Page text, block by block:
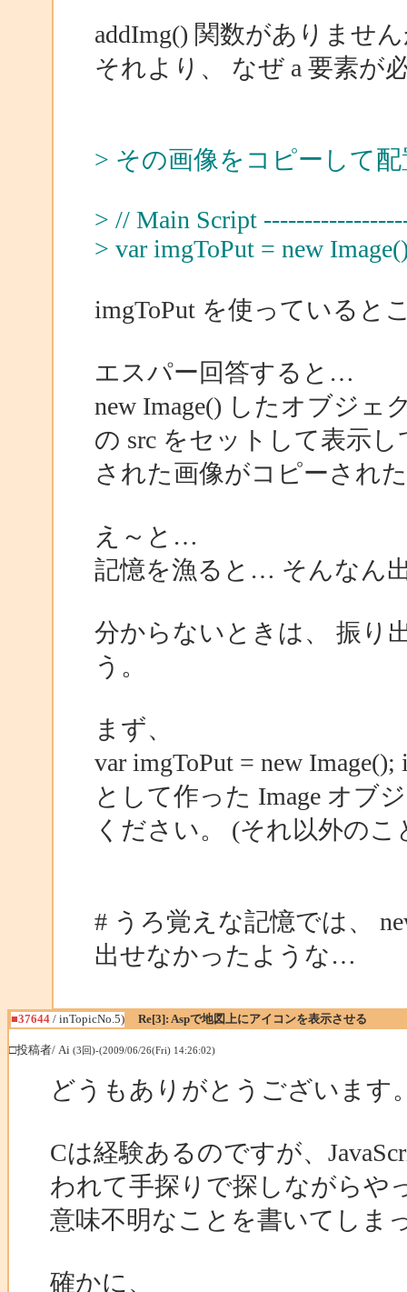
addImg() 関数がありませ
それより、 なぜ a 要素が
> その画像をコピーして
> // Main Script
> var imgToPut = new
imgToPut を使っている
エスパー回答すると…
new Image() したオブジェ
の src をセットして表示
された画像がコピーされ
え～と…
記憶を漁ると… そんなん
分からないときは、 振り
う。
まず、
var imgToPut = new
として作った Image オブ
ください。 (それ以外の
# うろ覚えな記憶では、
出せなかったような…
■37644 / inTopicNo.5) Re[3]: Aspで地図上にアイコンを表示させる
□投稿者/ Ai (3回)-(2009/06/26(Fri) 14:26:02)
どうもありがとうございます
Cは経験あるのですが、
われて手探りで探しながらや
意味不明なことを書いてしま
確かに、